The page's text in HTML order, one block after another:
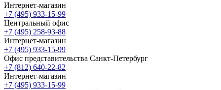
Интернет-магазин
+7 (495) 933-15-99
Центральный офис
+7 (495) 258-93-88
Интернет-магазин
+7 (495) 933-15-99
Офис представительства Санкт-Петербург
+7 (812) 640-22-82
Интернет-магазин
+7 (495) 933-15-99